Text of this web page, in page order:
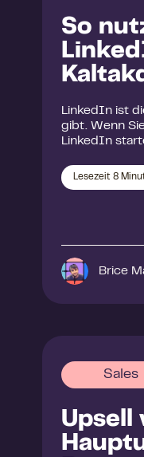
So
LinkedIn ist
gibt. Wenn
LinkedIn
Lesezeit 8
Brice
Sales
Upsell